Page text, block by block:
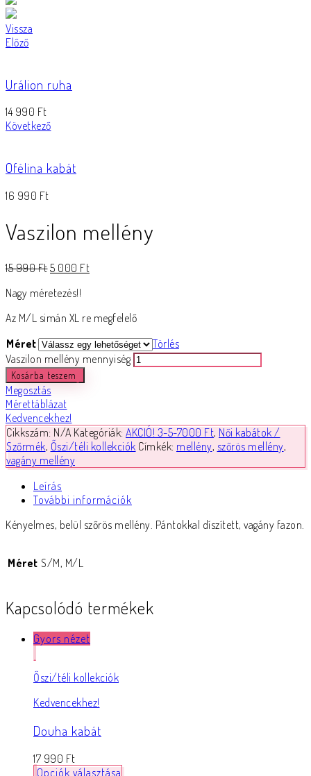
Vissza
Előző
Urálion ruha
14 990 Ft
Következő
Ofélina kabát
16 990 Ft
Vaszilon mellény
15 990Ft5 000 Ft
Nagy méretezés!!
Az M/L simán XL re megfelelő
Méret
Törlés
Vaszilon mellény mennyiség
Kosárba teszem
Megosztás
Mérettáblázat
Kedvencekhez!
Cikkszám: N/A Kategóriák: AKCIÓ! 3-5-7000 Ft, Női kabátok /
Szőrmék, Őszi/téli kollekciók Címkék: mellény, szőrös mellény,
vagány mellény
Leírás
További információk
Kényelmes, belül szőrös mellény. Pántokkal díszített, vagány fazon.
Méret S/M, M/L
Kapcsolódó termékek
Gyors nézet
Őszi/téli kollekciók
Kedvencekhez!
Douha kabát
17 990 Ft
Opciók választása